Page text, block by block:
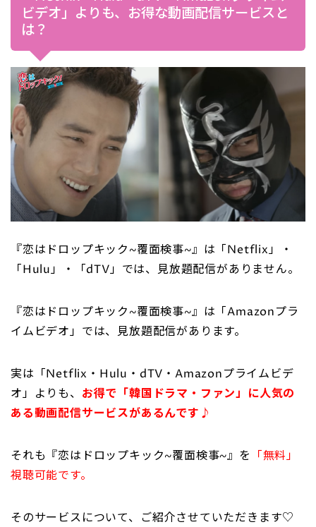
ビデオ」よりも、お得な動画配信サービスと
は？
『恋はドロップキック~覆面検事~』は「Netflix」・
「Hulu」・「dTV」では、見放題配信がありません。
『恋はドロップキック~覆面検事~』は「Amazonプラ
イムビデオ」では、見放題配信があります。
実は「Netflix・Hulu・dTV・Amazonプライムビデ
オ」よりも、 お得で「韓国ドラマ・ファン」に人気の
ある動画配信サービスがあるんです♪
それも『恋はドロップキック~覆面検事~』を 「無料」
視聴可能です。
そのサービスについて、ご紹介させていただきます♡